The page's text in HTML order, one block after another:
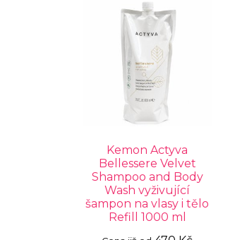
Kemon Actyva
Bellessere Velvet
Shampoo and Body
Wash vyživující
šampon na vlasy i tělo
Refill 1000 ml